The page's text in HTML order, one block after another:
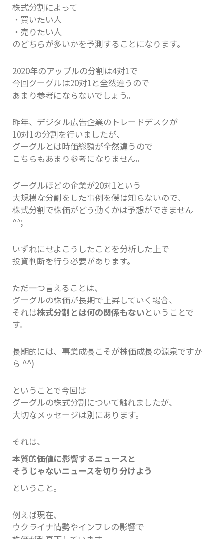
株式分割によって
・買いたい人
・売りたい人
のどちらが多いかを予測することになります。
2020年のアップルの分割は4対1で
今回グーグルは20対1と全然違うので
あまり参考にならないでしょう。
昨年、デジタル広告企業のトレードデスクが
10対1の分割を行いましたが、
グーグルとは時価総額が全然違うので
こちらもあまり参考になりません。
グーグルほどの企業が20対1という
大規模な分割をした事例を僕は知らないので、
株式分割で株価がどう動くかは予想ができません
^^;
いずれにせよこうしたことを分析した上で
投資判断を行う必要があります。
ただ一つ言えることは、
グーグルの株価が長期で上昇していく場合、
それは株式分割とは何の関係もないということで
す。
長期的には、事業成長こそが株価成長の源泉ですか
ら ^^)
ということで今回は
グーグルの株式分割について触れましたが、
大切なメッセージは別にあります。
それは、
本質的価値に影響するニュースと
そうじゃないニュースを切り分けよう
ということ。
例えば現在、
ウクライナ情勢やインフレの影響で